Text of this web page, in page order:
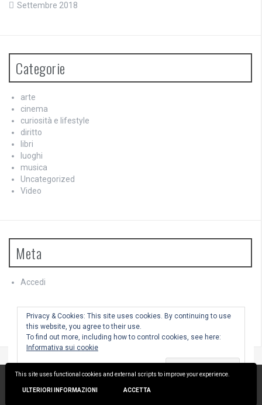
This site uses functional cookies and external scripts to improve your experience.
ULTERIORI INFORMAZIONI ACCETTA
Settembre 2018
Categorie
arte
cinema
curiosità e lifestyle
diritto
libri
luoghi
musica
Uncategorized
Video
Meta
Accedi
Feed dei commenti
WordPress.org
Privacy & Cookies: This site uses cookies. By continuing to use
this website, you agree to their use.
To find out more, including how to control cookies, see here:
Informativa sui cookie
Utilizza WordPress Tema:FlyMag